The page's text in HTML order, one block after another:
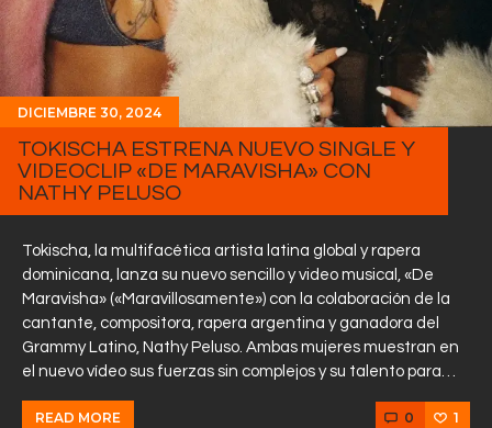
DICIEMBRE 30, 2024
TOKISCHA ESTRENA NUEVO SINGLE Y
VIDEOCLIP «DE MARAVISHA» CON
NATHY PELUSO
Tokischa, la multifacética artista latina global y rapera
dominicana, lanza su nuevo sencillo y video musical, «De
Maravisha» («Maravillosamente») con la colaboración de la
cantante, compositora, rapera argentina y ganadora del
Grammy Latino, Nathy Peluso. Ambas mujeres muestran en
el nuevo vídeo sus fuerzas sin complejos y su talento para…
READ MORE 0 1